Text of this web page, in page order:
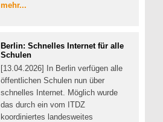
mehr...
Berlin: Schnelles Internet für alle
Schulen
[13.04.2026] In Berlin verfügen alle
öffentlichen Schulen nun über
schnelles Internet. Möglich wurde
das durch ein vom ITDZ
koordiniertes landesweites